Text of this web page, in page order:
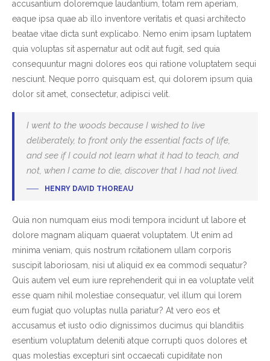
accusantium doloremque laudantium, totam rem aperiam,
eaque ipsa quae ab illo inventore veritatis et quasi architecto
beatae vitae dicta sunt explicabo. Nemo enim ipsam luptatem
quia voluptas sit aspernatur aut odit aut fugit, sed quia
consequuntur magni dolores eos qui ratione voluptatem sequi
nesciunt. Neque porro quisquam est, qui dolorem ipsum quia
dolor sit amet, consectetur, adipisci velit.
I went to the woods because I wished to live
deliberately, to front only the essential facts of life,
and see if I could not learn what it had to teach, and
not, when I came to die, discover that I had not lived.
HENRY DAVID THOREAU
Quia non numquam eius modi tempora incidunt ut labore et
dolore magnam aliquam quaerat voluptatem. Ut enim ad
minima veniam, quis nostrum rcitationem ullam corporis
suscipit laboriosam, nisi ut aliquid ex ea commodi sequatur?
Quis autem vel eum iure reprehenderit qui in ea voluptate velit
esse quam nihil molestiae consequatur, vel illum qui lorem
eum fugiat quo voluptas nulla pariatur? At vero eos et
accusamus et iusto odio dignissimos ducimus qui blanditiis
esentium voluptatum deleniti atque corrupti quos dolores et
quas molestias excepturi sint occaecati cupiditate non